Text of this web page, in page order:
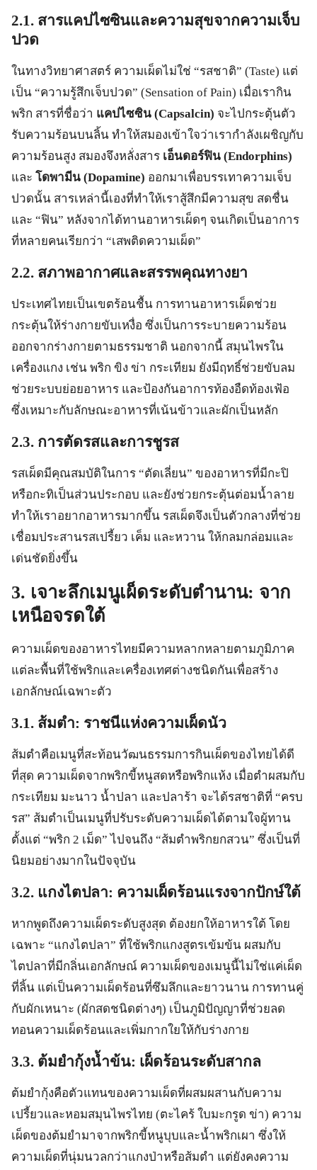
2.1. สารแคปไซซินและความสุขจากความเจ็บ
ปวด
ในทางวิทยาศาสตร์ ความเผ็ดไม่ใช่ “รสชาติ” (Taste) แต่
เป็น “ความรู้สึกเจ็บปวด” (Sensation of Pain) เมื่อเรากิน
พริก สารที่ชื่อว่า แคปไซซิน (Capsalcin) จะไปกระตุ้นตัว
รับความร้อนบนลิ้น ทำให้สมองเข้าใจว่าเรากำลังเผชิญกับ
ความร้อนสูง สมองจึงหลั่งสาร เอ็นดอร์ฟิน (Endorphins)
และ โดพามีน (Dopamine) ออกมาเพื่อบรรเทาความเจ็บ
ปวดนั้น สารเหล่านี้เองที่ทำให้เราสู้สึกมีความสุข สดชื่น
และ “ฟิน” หลังจากได้ทานอาหารเผ็ดๆ จนเกิดเป็นอาการ
ที่หลายคนเรียกว่า “เสพติดความเผ็ด”
2.2. สภาพอากาศและสรรพคุณทางยา
ประเทศไทยเป็นเขตร้อนชื้น การทานอาหารเผ็ดช่วย
กระตุ้นให้ร่างกายขับเหงื่อ ซึ่งเป็นการระบายความร้อน
ออกจากร่างกายตามธรรมชาติ นอกจากนี้ สมุนไพรใน
เครื่องแกง เช่น พริก ขิง ข่า กระเทียม ยังมีฤทธิ์ช่วยขับลม
ช่วยระบบย่อยอาหาร และป้องกันอาการท้องอืดท้องเฟ้อ
ซึ่งเหมาะกับลักษณะอาหารที่เน้นข้าวและผักเป็นหลัก
2.3. การตัดรสและการชูรส
รสเผ็ดมีคุณสมบัติในการ “ตัดเลี่ยน” ของอาหารที่มีกะปิ
หรือกะทิเป็นส่วนประกอบ และยังช่วยกระตุ้นต่อมน้ำลาย
ทำให้เราอยากอาหารมากขึ้น รสเผ็ดจึงเป็นตัวกลางที่ช่วย
เชื่อมประสานรสเปรี้ยว เค็ม และหวาน ให้กลมกล่อมและ
เด่นชัดยิ่งขึ้น
3. เจาะลึกเมนูเผ็ดระดับตำนาน: จาก
เหนือจรดใต้
ความเผ็ดของอาหารไทยมีความหลากหลายตามภูมิภาค
แต่ละพื้นที่ใช้พริกและเครื่องเทศต่างชนิดกันเพื่อสร้าง
เอกลักษณ์เฉพาะตัว
3.1. ส้มตำ: ราชนีแห่งความเผ็ดนัว
ส้มตำคือเมนูที่สะท้อนวัฒนธรรมการกินเผ็ดของไทยได้ดี
ที่สุด ความเผ็ดจากพริกขี้หนูสดหรือพริกแห้ง เมื่อตำผสมกับ
กระเทียม มะนาว น้ำปลา และปลาร้า จะได้รสชาติที่ “ครบ
รส” ส้มตำเป็นเมนูที่ปรับระดับความเผ็ดได้ตามใจผู้ทาน
ตั้งแต่ “พริก 2 เม็ด” ไปจนถึง “ส้มตำพริกยกสวน” ซึ่งเป็นที่
นิยมอย่างมากในปัจจุบัน
3.2. แกงไตปลา: ความเผ็ดร้อนแรงจากปักษ์ใต้
หากพูดถึงความเผ็ดระดับสูงสุด ต้องยกให้อาหารใต้ โดย
เฉพาะ “แกงไตปลา” ที่ใช้พริกแกงสูตรเข้มข้น ผสมกับ
ไตปลาที่มีกลิ่นเอกลักษณ์ ความเผ็ดของเมนูนี้ไม่ใช่แค่เผ็ด
ที่ลิ้น แต่เป็นความเผ็ดร้อนที่ซึมลึกและยาวนาน การทานคู่
กับผักเหนาะ (ผักสดชนิดต่างๆ) เป็นภูมิปัญญาที่ช่วยลด
ทอนความเผ็ดร้อนและเพิ่มกากใยให้กับร่างกาย
3.3. ต้มยำกุ้งน้ำข้น: เผ็ดร้อนระดับสากล
ต้มยำกุ้งคือตัวแทนของความเผ็ดที่ผสมผสานกับความ
เปรี้ยวและหอมสมุนไพรไทย (ตะไคร้ ใบมะกรูด ข่า) ความ
เผ็ดของต้มยำมาจากพริกขี้หนูบุบและน้ำพริกเผา ซึ่งให้
ความเผ็ดที่นุ่มนวลกว่าแกงป่าหรือส้มตำ แต่ยังคงความ